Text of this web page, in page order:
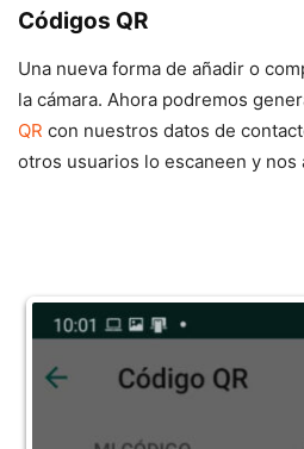
Códigos QR
Una nueva forma de añadir o
la cámara. Ahora podremos
QR con nuestros datos de
otros usuarios lo escaneen y nos